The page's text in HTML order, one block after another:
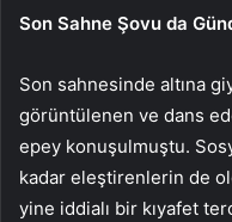
Son Sahne Şovu da
Son sahnesinde altına
görüntülenen ve dans
epey konuşulmuştu.
kadar eleştirenlerin de
yine iddialı bir kıyafet